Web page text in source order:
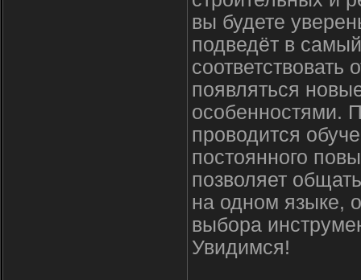
вы будете
подведёт в
соответствовать
появляться
особенностями.
проводится
постоянного
позволяет
на одном языке,
выбора
Увидимся!